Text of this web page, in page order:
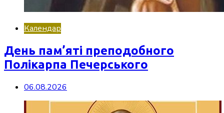
Календар
День пам’яті преподобного
Полікарпа Печерського
06.08.2026